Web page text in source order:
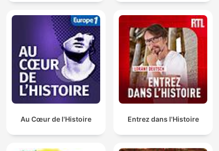
Au Cœur de l'Histoire Entrez dans l'Histoire